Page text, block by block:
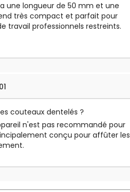
une longueur de 50 mm et une
très compact et parfait pour
travail professionnels restreints.
couteaux dentelés ?
n'est pas recommandé pour
conçu pour affûter les